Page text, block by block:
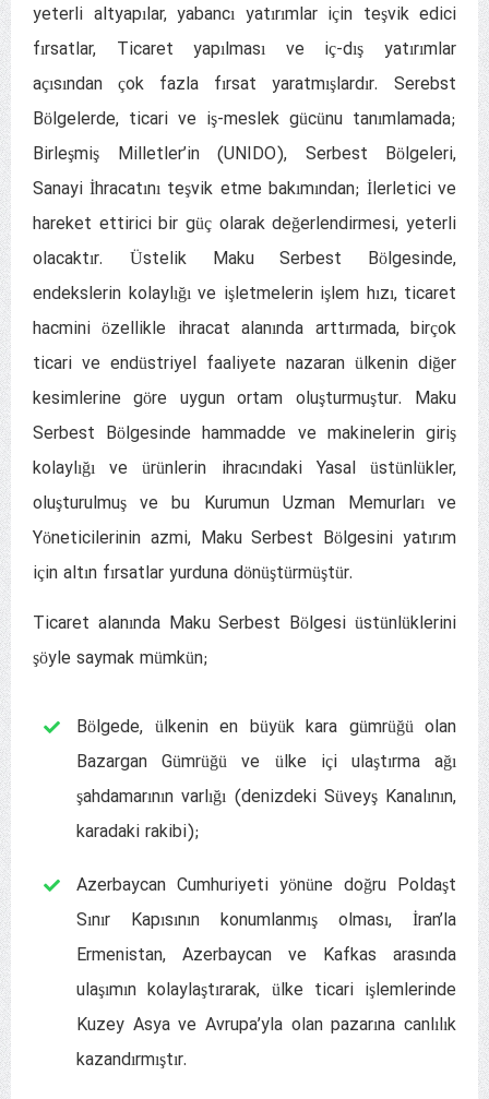
yeterli altyapılar, yabancı yatırımlar için teşvik edici
fırsatlar, Ticaret yapılması ve iç-dış yatırımlar
açısından çok fazla fırsat yaratmışlardır. Serebst
Bölgelerde, ticari ve iş-meslek gücünu tanımlamada;
Birleşmiş Milletler’in (UNIDO), Serbest Bölgeleri,
Sanayi İhracatını teşvik etme bakımından; İlerletici ve
hareket ettirici bir güç olarak değerlendirmesi, yeterli
olacaktır. Üstelik Maku Serbest Bölgesinde,
endekslerin kolaylığı ve işletmelerin işlem hızı, ticaret
hacmini özellikle ihracat alanında arttırmada, birçok
ticari ve endüstriyel faaliyete nazaran ülkenin diğer
kesimlerine göre uygun ortam oluşturmuştur. Maku
Serbest Bölgesinde hammadde ve makinelerin giriş
kolaylığı ve ürünlerin ihracındaki Yasal üstünlükler,
oluşturulmuş ve bu Kurumun Uzman Memurları ve
Yöneticilerinin azmi, Maku Serbest Bölgesini yatırım
için altın fırsatlar yurduna dönüştürmüştür.
Ticaret alanında Maku Serbest Bölgesi üstünlüklerini
şöyle saymak mümkün;
Bölgede, ülkenin en büyük kara gümrüğü olan
Bazargan Gümrüğü ve ülke içi ulaştırma ağı
şahdamarının varlığı (denizdeki Süveyş Kanalının,
karadaki rakibi);
Azerbaycan Cumhuriyeti yönüne doğru Poldaşt
Sınır Kapısının konumlanmış olması, İran’la
Ermenistan, Azerbaycan ve Kafkas arasında
ulaşımın kolaylaştırarak, ülke ticari işlemlerinde
Kuzey Asya ve Avrupa’yla olan pazarına canlılık
kazandırmıştır.